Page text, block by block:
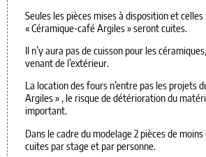
Seules les pièces mises à disposition et
« Céramique-café Argiles » seront cuites.
Il n’y aura pas de cuisson pour les
venant de l’extérieur.
La location des fours n’entre pas les projets
Argiles » , le risque de détérioration du
important.
Dans le cadre du modelage 2 pièces de
cuites par stage et par personne.